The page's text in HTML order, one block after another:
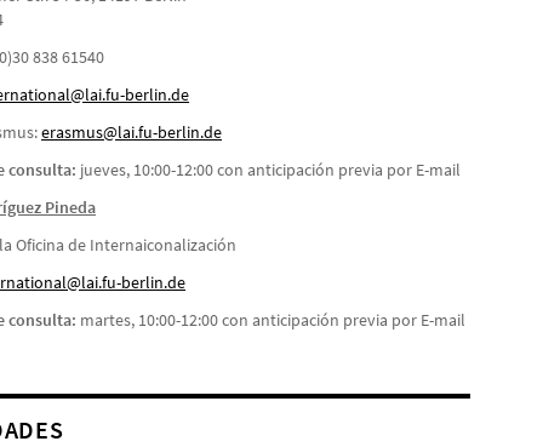
838 61540
berlin.de
erasmus@lai.fu-berlin.de
consulta: jueves, 10:00-12:00 con anticipación previa por E-mail
Pineda
Oficina de Internaiconalización
berlin.de
consulta: martes, 10:00-12:00 con anticipación previa por E-mail